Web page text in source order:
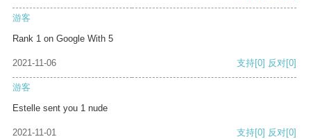
游客
Rank 1 on Google With 5
2021-11-06 支持[0] 反对[0]
游客
Estelle sent you 1 nude
2021-11-01 支持[0] 反对[0]